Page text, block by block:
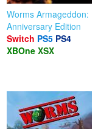
Worms Armageddon:
Anniversary Edition
Switch PS5 PS4
XBOne XSX